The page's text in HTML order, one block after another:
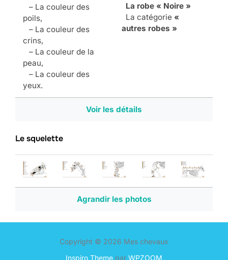
– La couleur des
poils,
– La couleur des
crins,
– La couleur de la
peau,
– La couleur des
yeux.
La robe « Noire »
La catégorie«
autres robes »
Voir les détails
Le squelette
Agrandir les photos
Copyright © 2026 Mes chevaux
Inspiro Theme par WPZOOM